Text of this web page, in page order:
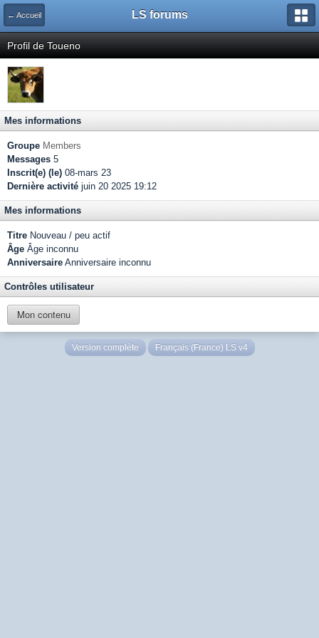
← Accueil LS forums
Profil de Toueno
Mes informations
Groupe Members
Messages 5
Inscrit(e) (le) 08-mars 23
Dernière activité juin 20 2025 19:12
Mes informations
Titre Nouveau / peu actif
Âge Âge inconnu
Anniversaire Anniversaire inconnu
Contrôles utilisateur
Mon contenu
Version complète Français (France) LS v4